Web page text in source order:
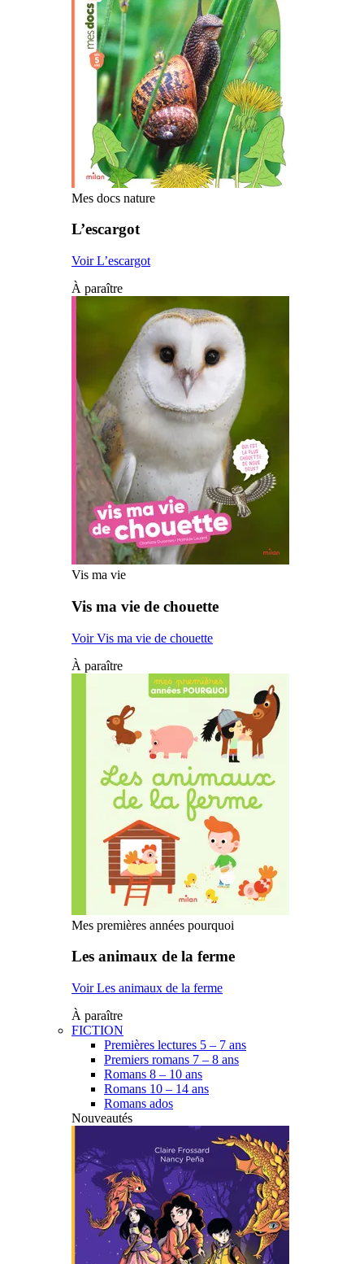
Mes docs nature
L’escargot
Voir L’escargot
À paraître
Vis ma vie
Vis ma vie de chouette
Voir Vis ma vie de chouette
À paraître
Mes premières années pourquoi
Les animaux de la ferme
Voir Les animaux de la ferme
À paraître
FICTION
Premières lectures 5 – 7 ans
Premiers romans 7 – 8 ans
Romans 8 – 10 ans
Romans 10 – 14 ans
Romans ados
Nouveautés